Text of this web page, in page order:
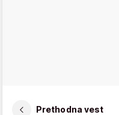
Prethodna vest